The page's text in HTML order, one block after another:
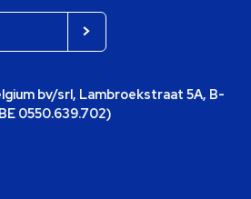
bv/srl, Lambroekstraat 5A, B-
0550.639.702)